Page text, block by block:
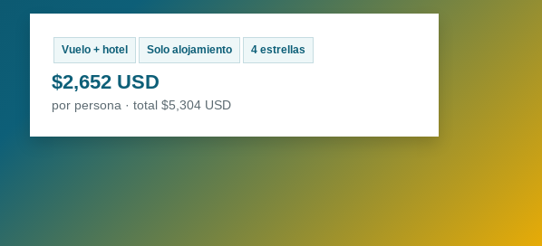
Vuelo + hotel Solo alojamiento 4 estrellas
$2,652 USD
por persona · total $5,304 USD